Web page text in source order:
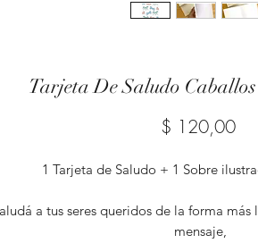
Tarjeta De Saludo
$ 120,00
1 Tarjeta de Saludo + 1 Sobre
a tus seres queridos de la forma
mensaje,